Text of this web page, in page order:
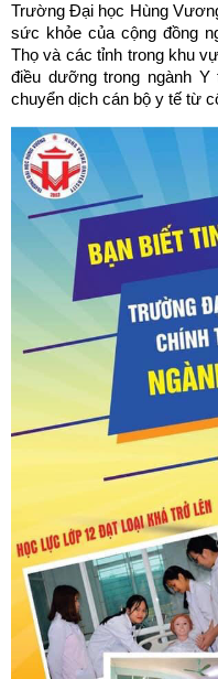
Trường Đại học Hùng
sức khỏe của cộng đồng
Thọ và các tỉnh trong khu
điều dưỡng trong ngành Y
chuyển dịch cán bộ y tế từ